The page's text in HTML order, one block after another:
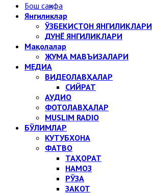
Бош саҳифа
Янгиликлар
ЎЗБЕКИСТОН ЯНГИЛИКЛАРИ
ДУНЁ ЯНГИЛИКЛАРИ
Мақолалар
ЖУМА МАВЪИЗАЛАРИ
МЕДИА
ВИДЕОЛАВҲАЛАР
СИЙРАТ
АУДИО
ФОТОЛАВҲАЛАР
MUSLIM RADIO
БЎЛИМЛАР
КУТУБХОНА
ФАТВО
ТАҲОРАТ
НАМОЗ
РЎЗА
ЗАКОТ